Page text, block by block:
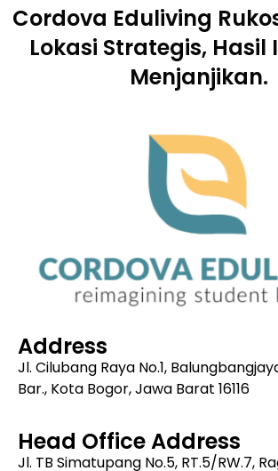
Cordova Eduliving
Lokasi Strategis, Hasil
Menjanjikan.
Address
Jl. Cilubang Raya No.1,
Bar., Kota Bogor, Jawa Barat 16116
Head Office Address
Jl. TB Simatupang No.5, RT.5/RW.7,